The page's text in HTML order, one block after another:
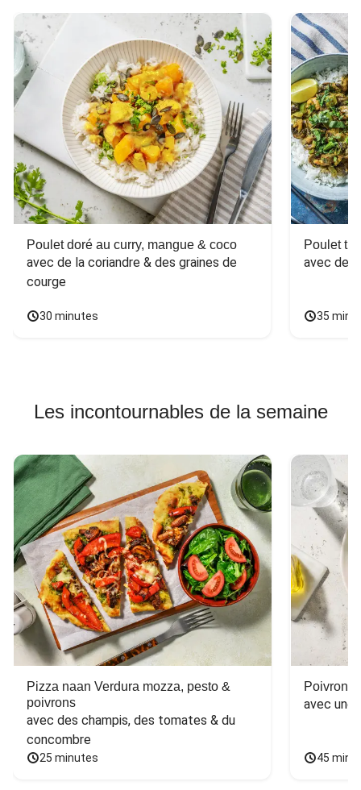
Poulet doré au curry, mangue & coco
avec de la coriandre & des graines de
courge
30 minutes
Poulet
avec des
35
Les incontournables de la semaine
Pizza naan Verdura mozza, pesto &
poivrons
avec des champis, des tomates & du
concombre
25 minutes
Poivron
avec une
45